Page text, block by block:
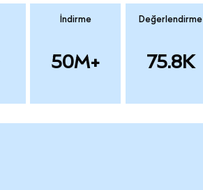
İndirme
50M+
Değerlendirme
75.8K